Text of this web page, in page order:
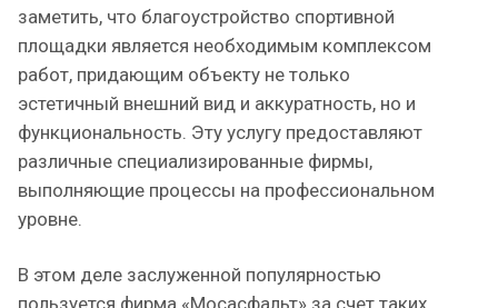
заметить, что благоустройство спортивной
площадки является необходимым комплексом
работ, придающим объекту не только
эстетичный внешний вид и аккуратность, но и
функциональность. Эту услугу предоставляют
различные специализированные фирмы,
выполняющие процессы на профессиональном
уровне.
В этом деле заслуженной популярностью
пользуется фирма «Мосасфальт» за счет таких